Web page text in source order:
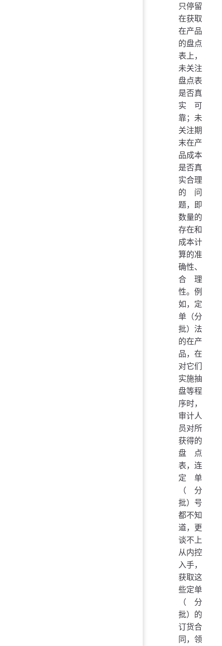
只停留
在获取
在产品
的盘点
表上，
未关注
盘点表
是否真
实可
靠；未
关注期
末在产
品成本
是否真
实合理
的问
题，即
数量的
存在和
成本计
算的准
确性、
合理
性。例
如，定
单（分
批）法
的在产
品，在
对它们
实施抽
盘等程
序时，
审计人
员对所
获得的
盘点
表，连
定单
（分
批）号
都不知
道，更
谈不上
从内控
入手，
获取这
些定单
（分
批）的
订货合
同，领